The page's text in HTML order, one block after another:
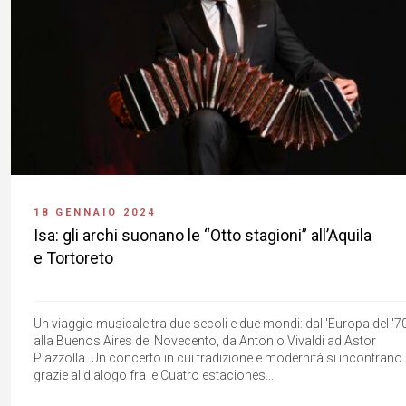
18 GENNAIO 2024
Isa: gli archi suonano le “Otto stagioni” all’Aquila
e Tortoreto
Un viaggio musicale tra due secoli e due mondi: dall'Europa del
alla Buenos Aires del Novecento, da Antonio Vivaldi ad Astor
Piazzolla. Un concerto in cui tradizione e modernità si incontrano
grazie al dialogo fra le Cuatro estaciones...